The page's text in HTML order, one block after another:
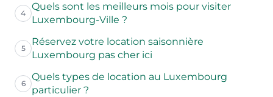
4
Quels sont les meilleurs mois pour visiter
Luxembourg-Ville ?
5
Réservez votre location saisonnière
Luxembourg pas cher ici
6
Quels types de location au Luxembourg
particulier ?